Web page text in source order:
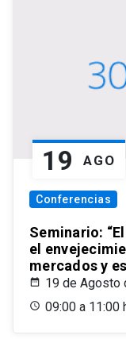
19 AGO
Conferencias
Seminario:
el
mercados y
19 de Agosto
09:00 a 11:00